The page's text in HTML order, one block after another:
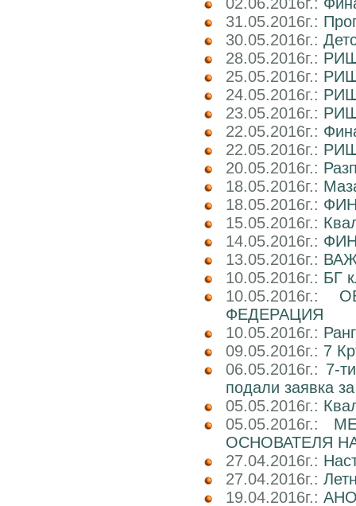
31.05.2016г.:
30.05.2016г.:
28.05.2016г.: РИШ
25.05.2016г.:
24.05.2016г.:
23.05.2016г.: РИШ
22.05.2016г.:
22.05.2016г.: РИШ
20.05.2016г.:
18.05.2016г.:
18.05.2016г.:
15.05.2016г.:
14.05.2016г.:
13.05.2016г.:
10.05.2016г.: БГ
10.05.2016г.:
ФЕДЕРАЦИЯ
10.05.2016г.:
09.05.2016г.: 7
06.05.2016г.: 7-
подали заявка
05.05.2016г.:
05.05.2016г.:
ОСНОВАТЕЛЯ
27.04.2016г.:
27.04.2016г.:
19.04.2016г.: